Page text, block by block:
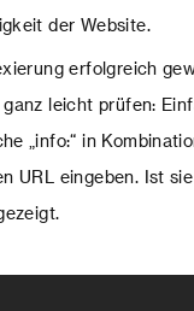
der Website.
erfolgreich
leicht prüfen:
„info:“ in
URL eingeben. Ist